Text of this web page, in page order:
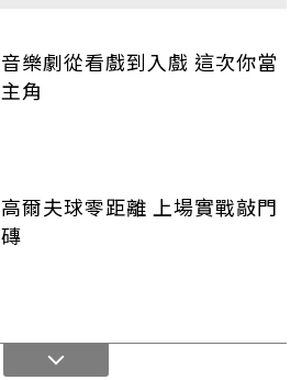
音樂劇從看戲到入戲 這次你當
主角
高爾夫球零距離 上場實戰敲門
磚